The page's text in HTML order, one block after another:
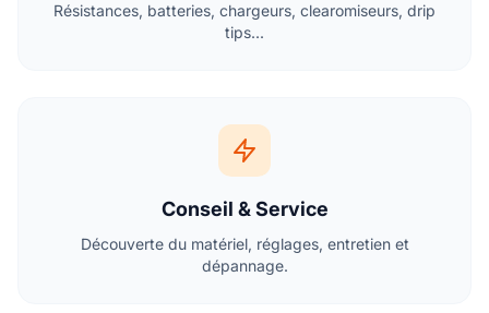
Résistances, batteries, chargeurs, clearomiseurs, drip
tips...
Conseil & Service
Découverte du matériel, réglages, entretien et
dépannage.